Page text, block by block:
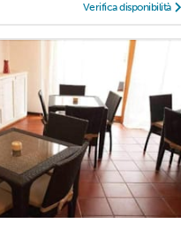
Verifica disponibilità